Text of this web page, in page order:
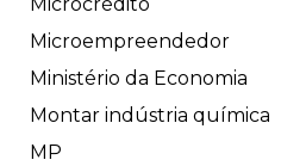
Microcrédito
Microempreendedor
Ministério da Economia
Montar indústria química
MP